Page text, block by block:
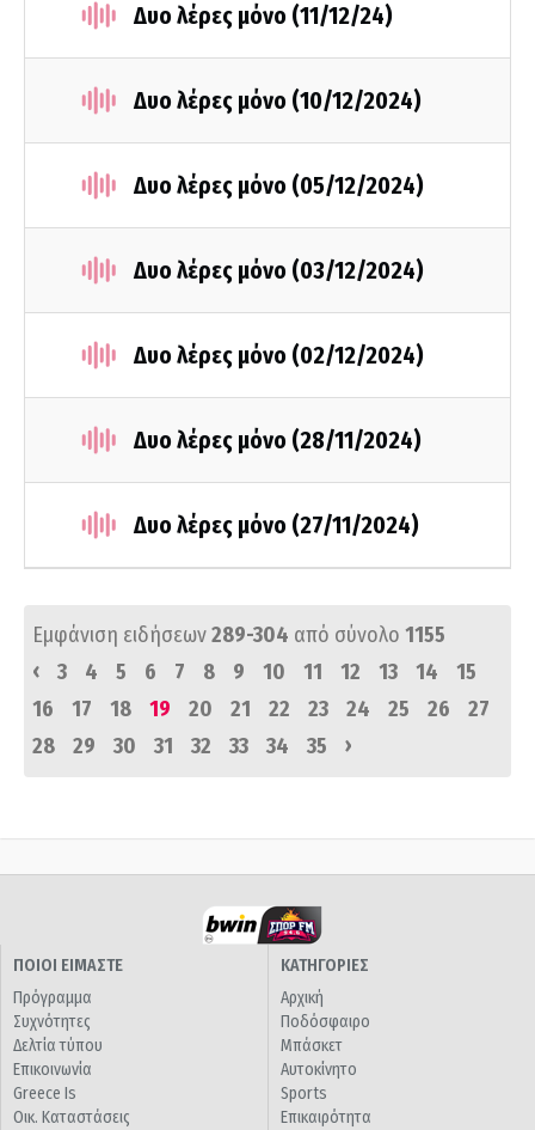
Δυο λέρες μόνο (11/12/24)
Δυο λέρες μόνο (10/12/2024)
Δυο λέρες μόνο (05/12/2024)
Δυο λέρες μόνο (03/12/2024)
Δυο λέρες μόνο (02/12/2024)
Δυο λέρες μόνο (28/11/2024)
Δυο λέρες μόνο (27/11/2024)
Εμφάνιση ειδήσεων289-304 από σύνολο 1155
‹
3 4 5 6 7 8 9 10 11 12 13 14
15
16
17 18 19 20 21 22 23 24 25 26
27
28
29 30 31 32 33 34 35 ›
ΠΟΙΟΙ ΕΙΜΑΣΤΕ
Πρόγραμμα
Συχνότητες
Δελτία τύπου
Επικοινωνία
Greece Is
Οικ. Καταστάσεις
ΚΑΤΗΓΟΡΙΕΣ
Αρχική
Ποδόσφαιρο
Μπάσκετ
Αυτοκίνητο
Sports
Επικαιρότητα